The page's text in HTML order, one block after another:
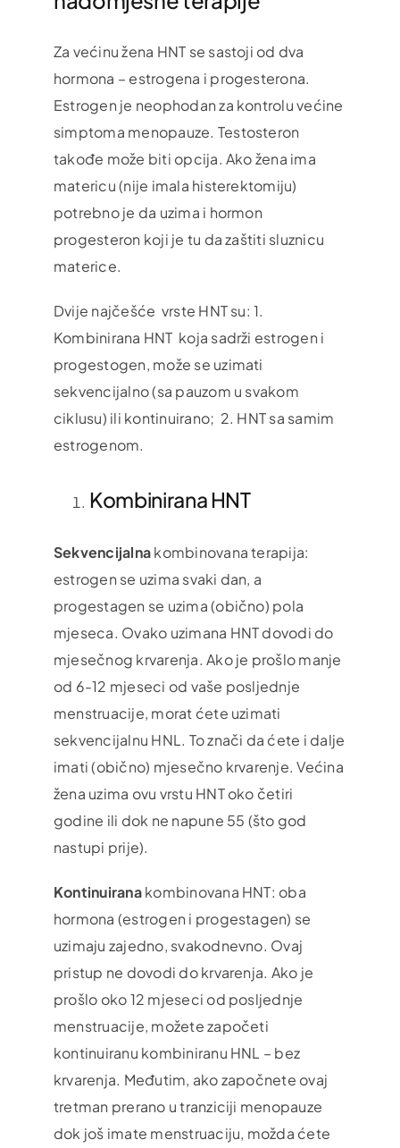
Za većinu žena HNT se sastoji od dva
hormona – estrogena i progesterona.
Estrogen je neophodan za kontrolu većine
simptoma menopauze. Testosteron
takođe može biti opcija. Ako žena ima
matericu (nije imala histerektomiju)
potrebno je da uzima i hormon
progesteron koji je tu da zaštiti sluznicu
materice.
Dvije najčešće vrste HNT su: 1.
Kombinirana HNT koja sadrži estrogen i
progestogen, može se uzimati
sekvencijalno (sa pauzom u svakom
ciklusu) ili kontinuirano; 2. HNT sa samim
estrogenom.
Kombinirana HNT
Sekvencijalnakombinovana terapija:
estrogen se uzima svaki dan, a
progestagen se uzima (obično) pola
mjeseca. Ovako uzimana HNT dovodi do
mjesečnog krvarenja. Ako je prošlo manje
od 6-12 mjeseci od vaše posljednje
menstruacije, morat ćete uzimati
sekvencijalnu HNL. To znači da ćete i dalje
imati (obično) mjesečno krvarenje. Većina
žena uzima ovu vrstu HNT oko četiri
godine ili dok ne napune 55 (što god
nastupi prije).
Kontinuiranakombinovana HNT: oba
hormona (estrogen i progestagen) se
uzimaju zajedno, svakodnevno. Ovaj
pristup ne dovodi do krvarenja. Ako je
prošlo oko 12 mjeseci od posljednje
menstruacije, možete započeti
kontinuiranu kombiniranu HNL – bez
krvarenja. Međutim, ako započnete ovaj
tretman prerano u tranziciji menopauze
dok još imate menstruaciju, možda ćete